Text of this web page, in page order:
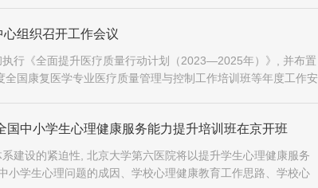
组织召开工作会议
行《全面提升医疗质量行动计划（2023—2025年）》, 并布置
国康复医学专业医疗质量管理与控制工作培训班等年度工作安
中小学生心理健康服务能力提升培训班在京开班
建设的紧迫性, 北京大学第六医院将以提升学生心理健康服务
小学生心理问题的成因、学校心理健康教育工作思路、学校心